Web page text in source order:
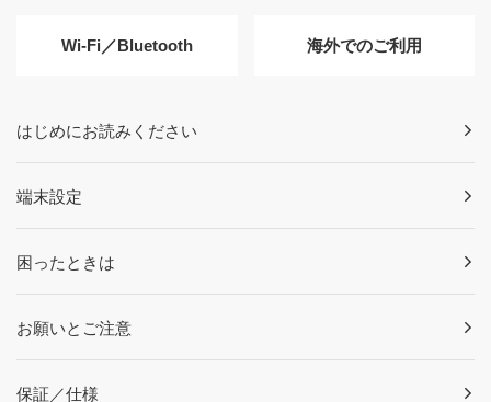
Wi-Fi／Bluetooth 海外でのご利用
はじめにお読みください
端末設定
困ったときは
お願いとご注意
保証／仕様